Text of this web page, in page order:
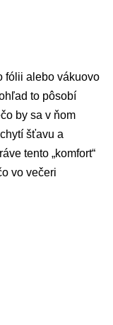
fólii alebo vákuovo
to pôsobí
by sa v ňom
šťavu a
tento „komfort“
vo večeri